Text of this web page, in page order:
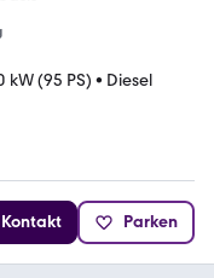
kW (95 PS) • Diesel
Kontakt Parken